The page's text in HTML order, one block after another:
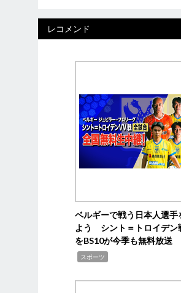
レコメンド
ベルギーで戦う日本人選手
よう シント＝トロイデン
をBS10が今季も無料放送
スポーツ